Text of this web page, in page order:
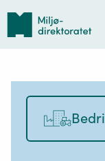
Tilbake
forsiden